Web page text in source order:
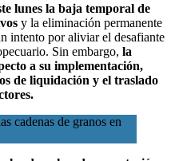
lunes la baja temporal de
y la eliminación permanente
intento por aliviar el desafiante
Sin embargo, la
a su implementación,
de liquidación y el traslado
cadenas de granos en